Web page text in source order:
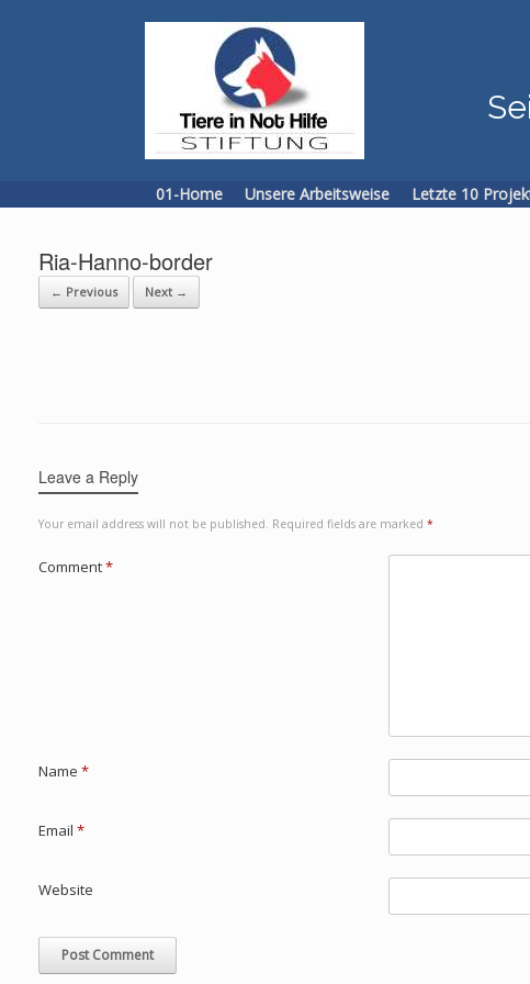
01-Home Unsere Arbeitsweise Letzte 10
Ria-Hanno-border
← Previous Next →
Leave a Reply
Your email address will not be published. Required fields are marked *
Comment*
Name *
Email *
Website